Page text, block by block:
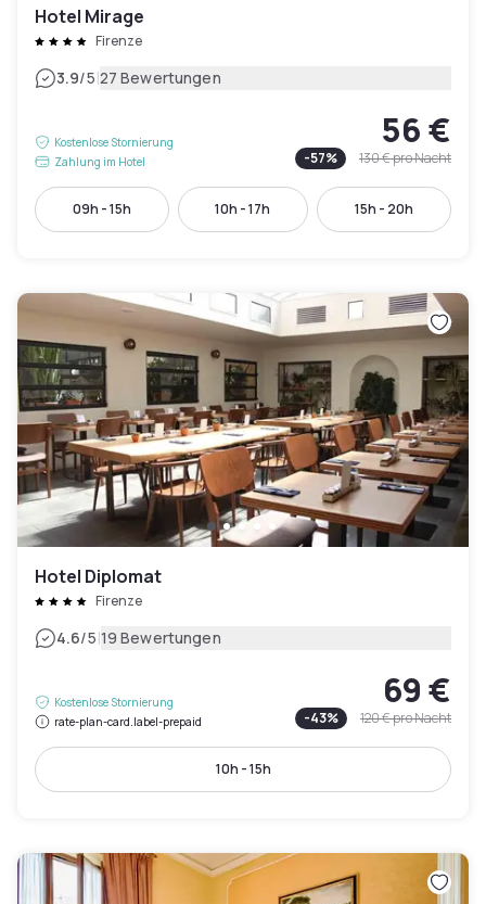
Hotel Mirage
Firenze
3.9/5|27 Bewertungen
Kostenlose Stornierung
Zahlung im Hotel
56 €
-57% 130 €pro Nacht
09h - 15h 10h - 17h 15h - 20h
Hotel Diplomat
Firenze
4.6/5|19 Bewertungen
Kostenlose Stornierung
rate-plan-card.label-prepaid
69 €
-43% 120 €pro Nacht
10h - 15h